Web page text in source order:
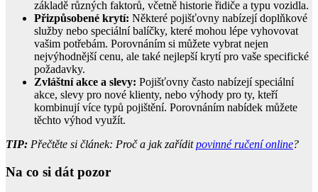
základě různých faktorů, včetně historie řidiče a typu vozidla.
Přizpůsobené krytí: Některé pojišťovny nabízejí doplňkové
služby nebo speciální balíčky, které mohou lépe vyhovovat
vašim potřebám. Porovnáním si můžete vybrat nejen
nejvýhodnější cenu, ale také nejlepší krytí pro vaše specifické
požadavky.
Zvláštní akce a slevy: Pojišťovny často nabízejí speciální
akce, slevy pro nové klienty, nebo výhody pro ty, kteří
kombinují více typů pojištění. Porovnáním nabídek můžete
těchto výhod využít.
TIP: Přečtěte si článek: Proč a jak zaříditpovinné ručení online?
Na co si dát pozor